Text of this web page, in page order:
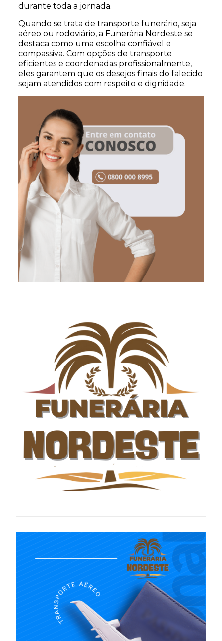
durante toda a jornada.
Quando se trata de transporte funerário, seja
aéreo ou rodoviário, a Funerária Nordeste se
destaca como uma escolha confiável e
compassiva. Com opções de transporte
eficientes e coordenadas profissionalmente,
eles garantem que os desejos finais do falecido
sejam atendidos com respeito e dignidade.